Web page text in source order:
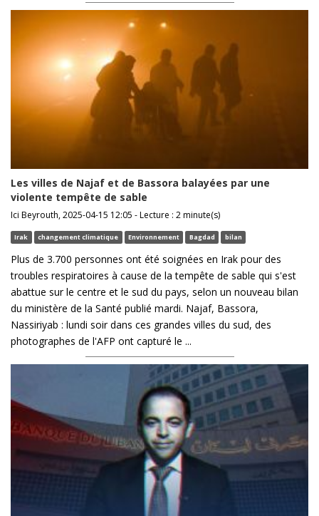
Les villes de Najaf et de Bassora balayées par une
violente tempête de sable
Ici Beyrouth, 2025-04-15 12:05 - Lecture : 2 minute(s)
Irak changement climatique Environnement Bagdad bilan
Plus de 3.700 personnes ont été soignées en Irak pour des
troubles respiratoires à cause de la tempête de sable qui s'est
abattue sur le centre et le sud du pays, selon un nouveau bilan
du ministère de la Santé publié mardi. Najaf, Bassora,
Nassiriyab : lundi soir dans ces grandes villes du sud, des
photographes de l'AFP ont capturé le ...